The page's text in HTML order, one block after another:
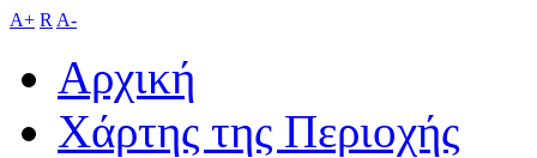
A+ R A-
Αρχική
Χάρτης της Περιοχής